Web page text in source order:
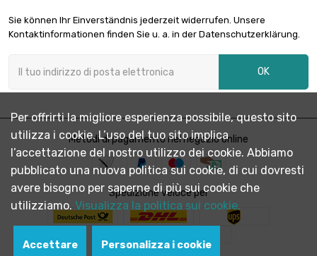
Spessore/Resistenza
: 4.0386mm
: 500x1000mm
Spessore/Resistenza
: 4.0386mm
4.189,85 €
larghezza x lunghezza :
200x1000mm
Spessore/Resistenza :
4.7498mm
1.971,15 €
larghezza x
lunghezza :
500x500mm
Spessore/Resistenza
: 4.7498mm
2.463,91 €
Sie können Ihr Einverständnis jederzeit widerrufen. Unsere
Kontaktinformationen finden Sie u. a. in der Datenschutzerklärung.
OK
Metodi di pagamento nel negozio online
Spedizione veloce per
Per offrirti la migliore esperienza possibile, questo sito
utilizza i cookie. L’uso del tuo sito implica
l’accettazione del nostro utilizzo dei cookie. Abbiamo
pubblicato una nuova politica sui cookie, di cui dovresti
avere bisogno per saperne di più sui cookie che
utilizziamo. Visualizza la politica sui cookie.
Accettare Personalizza i cookie